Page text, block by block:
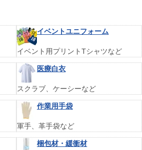
イベントユニフォーム
イベント用プリントTシャツなど
医療白衣
スクラブ、ケーシーなど
作業用手袋
軍手、革手袋など
梱包材・緩衝材